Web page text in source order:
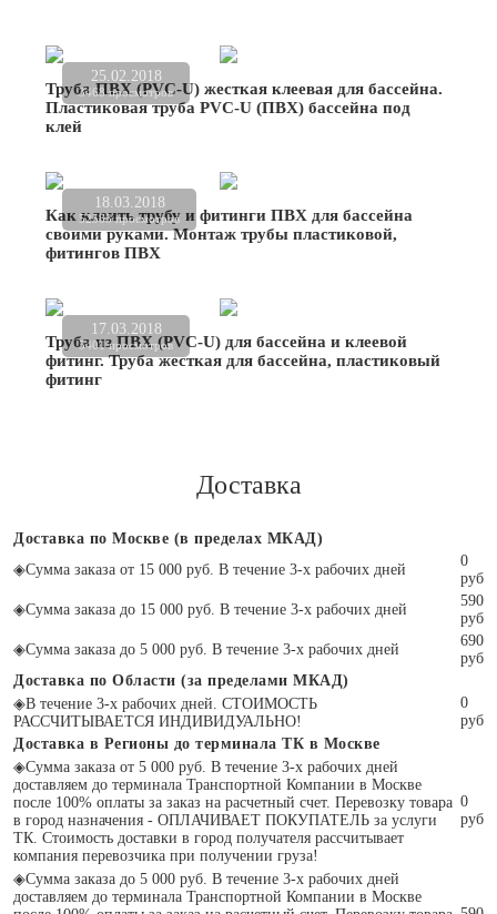
25.02.2018
3468 просмотров
Труба ПВХ (PVC-U) жесткая клеевая для бассейна.
Пластиковая труба PVC-U (ПВХ) бассейна под
клей
18.03.2018
52583 просмотров
Как клеить трубу и фитинги ПВХ для бассейна
своими руками. Монтаж трубы пластиковой,
фитингов ПВХ
17.03.2018
5401 просмотров
Труба из ПВХ (PVC-U) для бассейна и клеевой
фитинг. Труба жесткая для бассейна, пластиковый
фитинг
Доставка
Доставка по Москве (в пределах МКАД)
◈Сумма заказа от 15 000 руб. В течение 3-х рабочих дней
0
руб
◈Сумма заказа до 15 000 руб. В течение 3-х рабочих дней
590
руб
◈Сумма заказа до 5 000 руб. В течение 3-х рабочих дней
690
руб
Доставка по Области (за пределами МКАД)
◈В течение 3-х рабочих дней. СТОИМОСТЬ
РАССЧИТЫВАЕТСЯ ИНДИВИДУАЛЬНО!
0
руб
Доставка в Регионы до терминала ТК в Москве
◈Сумма заказа от 5 000 руб. В течение 3-х рабочих дней
доставляем до терминала Транспортной Компании в Москве
после 100% оплаты за заказ на расчетный счет. Перевозку товара
в город назначения - ОПЛАЧИВАЕТ ПОКУПАТЕЛЬ за услуги
ТК. Стоимость доставки в город получателя рассчитывает
компания перевозчика при получении груза!
0
руб
◈Сумма заказа до 5 000 руб. В течение 3-х рабочих дней
доставляем до терминала Транспортной Компании в Москве